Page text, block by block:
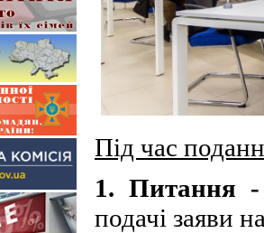
Під час
1. Питання -
подачі заяви